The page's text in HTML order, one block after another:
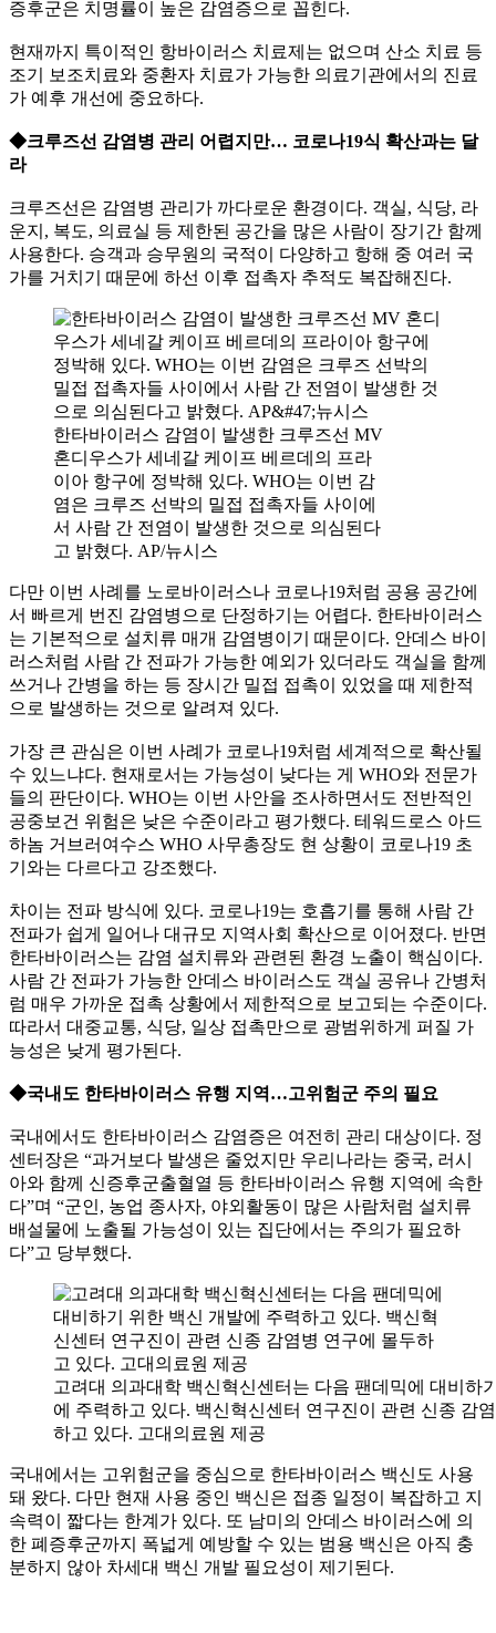
증후군은 치명률이 높은 감염증으로 꼽힌다.
현재까지 특이적인 항바이러스 치료제는 없으며 산소 치료 등
조기 보조치료와 중환자 치료가 가능한 의료기관에서의 진료
가 예후 개선에 중요하다.
◆크루즈선 감염병 관리 어렵지만… 코로나19식 확산과는 달
라
크루즈선은 감염병 관리가 까다로운 환경이다. 객실, 식당, 라
운지, 복도, 의료실 등 제한된 공간을 많은 사람이 장기간 함께
사용한다. 승객과 승무원의 국적이 다양하고 항해 중 여러 국
가를 거치기 때문에 하선 이후 접촉자 추적도 복잡해진다.
한타바이러스 감염이 발생한 크루즈선 MV
혼디우스가 세네갈 케이프 베르데의 프라
이아 항구에 정박해 있다. WHO는 이번 감
염은 크루즈 선박의 밀접 접촉자들 사이에
서 사람 간 전염이 발생한 것으로 의심된다
고 밝혔다. AP/뉴시스
다만 이번 사례를 노로바이러스나 코로나19처럼 공용 공간에
서 빠르게 번진 감염병으로 단정하기는 어렵다. 한타바이러스
는 기본적으로 설치류 매개 감염병이기 때문이다. 안데스 바이
러스처럼 사람 간 전파가 가능한 예외가 있더라도 객실을 함께
쓰거나 간병을 하는 등 장시간 밀접 접촉이 있었을 때 제한적
으로 발생하는 것으로 알려져 있다.
가장 큰 관심은 이번 사례가 코로나19처럼 세계적으로 확산될
수 있느냐다. 현재로서는 가능성이 낮다는 게 WHO와 전문가
들의 판단이다. WHO는 이번 사안을 조사하면서도 전반적인
공중보건 위험은 낮은 수준이라고 평가했다. 테워드로스 아드
하놈 거브러여수스 WHO 사무총장도 현 상황이 코로나19 초
기와는 다르다고 강조했다.
차이는 전파 방식에 있다. 코로나19는 호흡기를 통해 사람 간
전파가 쉽게 일어나 대규모 지역사회 확산으로 이어졌다. 반면
한타바이러스는 감염 설치류와 관련된 환경 노출이 핵심이다.
사람 간 전파가 가능한 안데스 바이러스도 객실 공유나 간병처
럼 매우 가까운 접촉 상황에서 제한적으로 보고되는 수준이다.
따라서 대중교통, 식당, 일상 접촉만으로 광범위하게 퍼질 가
능성은 낮게 평가된다.
◆국내도 한타바이러스 유행 지역…고위험군 주의 필요
국내에서도 한타바이러스 감염증은 여전히 관리 대상이다. 정
센터장은 “과거보다 발생은 줄었지만 우리나라는 중국, 러시
아와 함께 신증후군출혈열 등 한타바이러스 유행 지역에 속한
다”며 “군인, 농업 종사자, 야외활동이 많은 사람처럼 설치류
배설물에 노출될 가능성이 있는 집단에서는 주의가 필요하
다”고 당부했다.
고려대 의과대학 백신혁신센터는 다음 팬데믹에 대비하
에 주력하고 있다. 백신혁신센터 연구진이 관련 신종 감
하고 있다. 고대의료원 제공
국내에서는 고위험군을 중심으로 한타바이러스 백신도 사용
돼 왔다. 다만 현재 사용 중인 백신은 접종 일정이 복잡하고 지
속력이 짧다는 한계가 있다. 또 남미의 안데스 바이러스에 의
한 폐증후군까지 폭넓게 예방할 수 있는 범용 백신은 아직 충
분하지 않아 차세대 백신 개발 필요성이 제기된다.